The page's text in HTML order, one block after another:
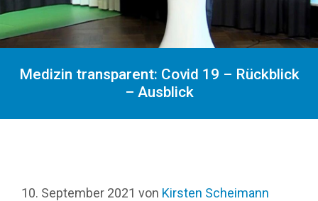
Medizin transparent: Covid 19 – Rückblick
– Ausblick
10. September 2021 von Kirsten Scheimann